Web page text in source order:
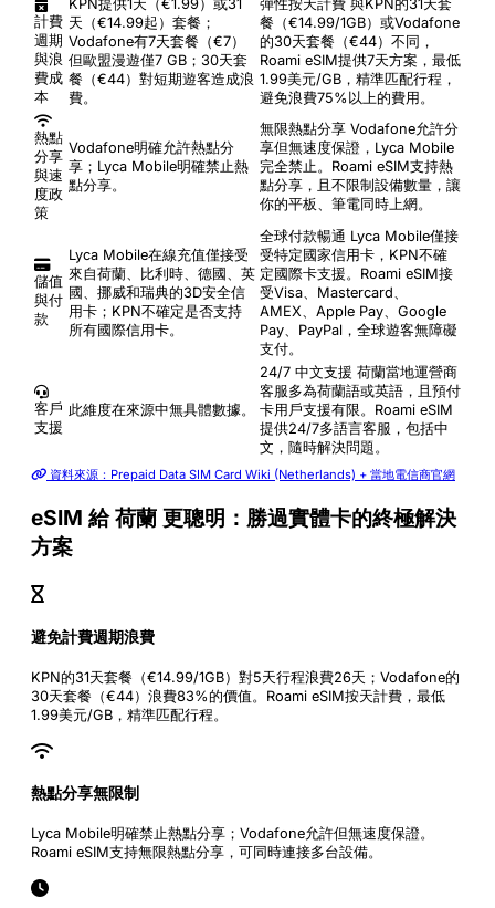
計費
週期
與浪
費成
本
KPN提供1天（€1.99）或31
天（€14.99起）套餐；
Vodafone有7天套餐（€7）
但歐盟漫遊僅7 GB；30天套
餐（€44）對短期遊客造成浪
費。
彈性按天計費 與KPN的31天套
餐（€14.99/1GB）或Vodafone
的30天套餐（€44）不同，
Roami eSIM提供7天方案，最低
1.99美元/GB，精準匹配行程，
避免浪費75%以上的費用。
熱點
分享
與速
度政
策
Vodafone明確允許熱點分
享；Lyca Mobile明確禁止熱
點分享。
無限熱點分享 Vodafone允許分
享但無速度保證，Lyca Mobile
完全禁止。Roami eSIM支持熱
點分享，且不限制設備數量，讓
你的平板、筆電同時上網。
儲值
與付
款
Lyca Mobile在線充值僅接受
來自荷蘭、比利時、德國、英
國、挪威和瑞典的3D安全信
用卡；KPN不確定是否支持
所有國際信用卡。
全球付款暢通 Lyca Mobile僅接
受特定國家信用卡，KPN不確
定國際卡支援。Roami eSIM接
受Visa、Mastercard、
AMEX、Apple Pay、Google
Pay、PayPal，全球遊客無障礙
支付。
客戶
支援
此維度在來源中無具體數據。
24/7 中文支援 荷蘭當地運營商
客服多為荷蘭語或英語，且預付
卡用戶支援有限。Roami eSIM
提供24/7多語言客服，包括中
文，隨時解決問題。
資料來源：Prepaid Data SIM Card Wiki (Netherlands) + 當地電信商官網
eSIM 給 荷蘭 更聰明：勝過實體卡的終極解決
方案
避免計費週期浪費
KPN的31天套餐（€14.99/1GB）對5天行程浪費26天；Vodafone的
30天套餐（€44）浪費83%的價值。Roami eSIM按天計費，最低
1.99美元/GB，精準匹配行程。
熱點分享無限制
Lyca Mobile明確禁止熱點分享；Vodafone允許但無速度保證。
Roami eSIM支持無限熱點分享，可同時連接多台設備。